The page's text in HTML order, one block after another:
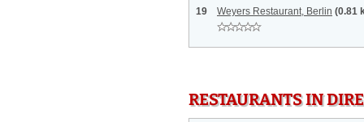
19 Weyers Restaurant, Berlin (0.81
RESTAURANTS IN